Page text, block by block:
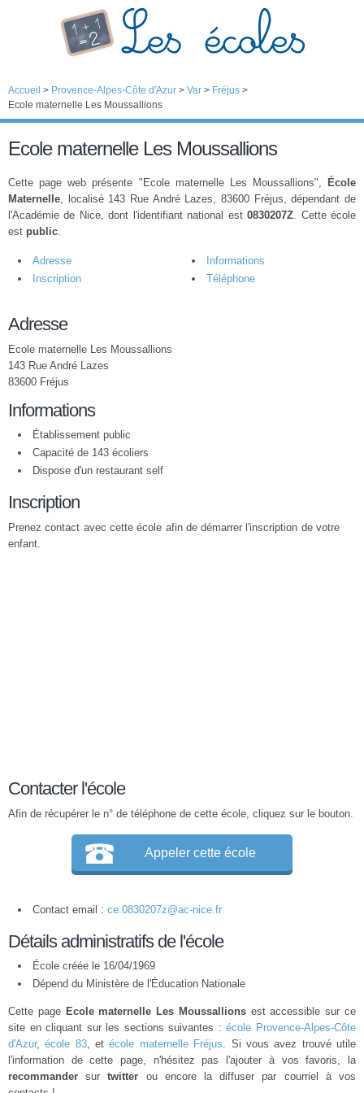
Accueil > Provence-Alpes-Côte d'Azur > Var > Fréjus >
Ecole maternelle Les Moussallions
Ecole maternelle Les Moussallions
Cette page web présente "Ecole maternelle Les Moussallions",
École
Maternelle, localisé 143 Rue André Lazes, 83600 Fréjus, dépendant de
l'Académie de Nice, dont l'identifiant national est0830207Z. Cette école
est public.
Adresse
Informations
Inscription
Téléphone
Adresse
Ecole maternelle Les Moussallions
143 Rue André Lazes
83600 Fréjus
Informations
Établissement public
Capacité de 143 écoliers
Dispose d'un restaurant self
Inscription
Prenez contact avec cette école afin de démarrer l'inscription de votre
enfant.
Contacter l'école
Afin de récupérer le n° de téléphone de cette école, cliquez sur le bouton.
Appeler cette école
Contact email : ce.0830207z@ac-nice.fr
Détails administratifs de l'école
École créée le 16/04/1969
Dépend du Ministère de l'Éducation Nationale
Cette page Ecole maternelle Les Moussallionsest accessible sur ce
site en cliquant sur les sections suivantes :école Provence-Alpes-Côte
d'Azur,école 83, etécole maternelle Fréjus. Si vous avez trouvé utile
l'information de cette page, n'hésitez pas l'ajouter à vos favoris, la
recommander surtwitter ou encore la diffuser par courriel à vos